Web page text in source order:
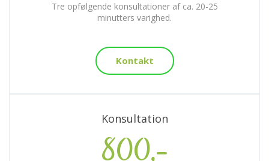
Tre opfølgende konsultationer af ca. 20-25
minutters varighed.
Kontakt
Konsultation
800,-